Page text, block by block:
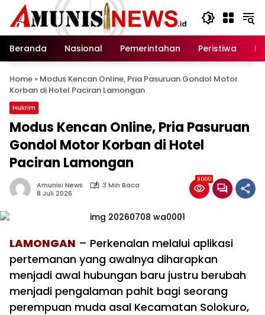
Langsung
konten
Beranda
Nasional Pemerintahan Peristiwa
Home » Modus Kencan Online, Pria Pasuruan Gondol Motor
Korban di Hotel Paciran Lamongan
Hukrim
Modus Kencan Online, Pria Pasuruan
Gondol Motor Korban di Hotel
Paciran Lamongan
Amunisi News
3 Min Baca
8 Juli 2026
9000
LAMONGAN – Perkenalan melalui aplikasi
pertemanan yang awalnya diharapkan
menjadi awal hubungan baru justru berubah
menjadi pengalaman pahit bagi seorang
perempuan muda asal Kecamatan Solokuro,